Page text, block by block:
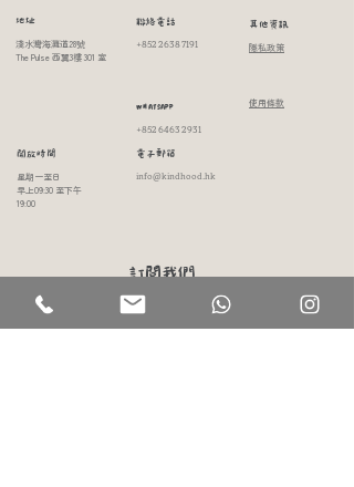
​地址
淺水灣海灘道28號
​The Pulse 西翼3樓 301 室
​聯絡電話
+852 2638 7191
其他資訊
隱私政策
WHATSAPP 使用條款
+852 6463 2931
開放時間
星期一至日​
早上09:30 至下午
19:00
電子郵箱
info@kindhood.hk
訂閱我們
快來訂閱吧！開啟一個充滿靈感和驚喜的世界，讓它們直接送到你的郵箱中!